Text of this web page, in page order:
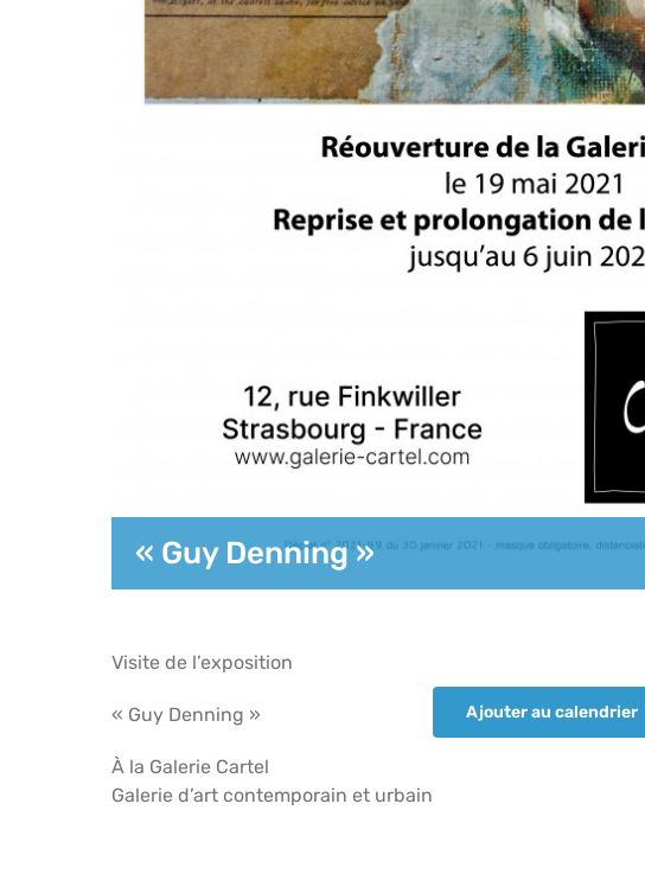
« Guy Denning »
Visite de l’exposition
« Guy Denning »
À la Galerie Cartel
Galerie d’art contemporain et urbain
Ajouter au calendrier